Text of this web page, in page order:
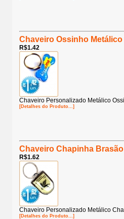
Chaveiro Ossinho Metálico
R$1.42
Chaveiro Personalizado Metálico
[Detalhes do Produto...]
Chaveiro Chapinha
R$1.62
Chaveiro Personalizado Metálico
[Detalhes do Produto...]